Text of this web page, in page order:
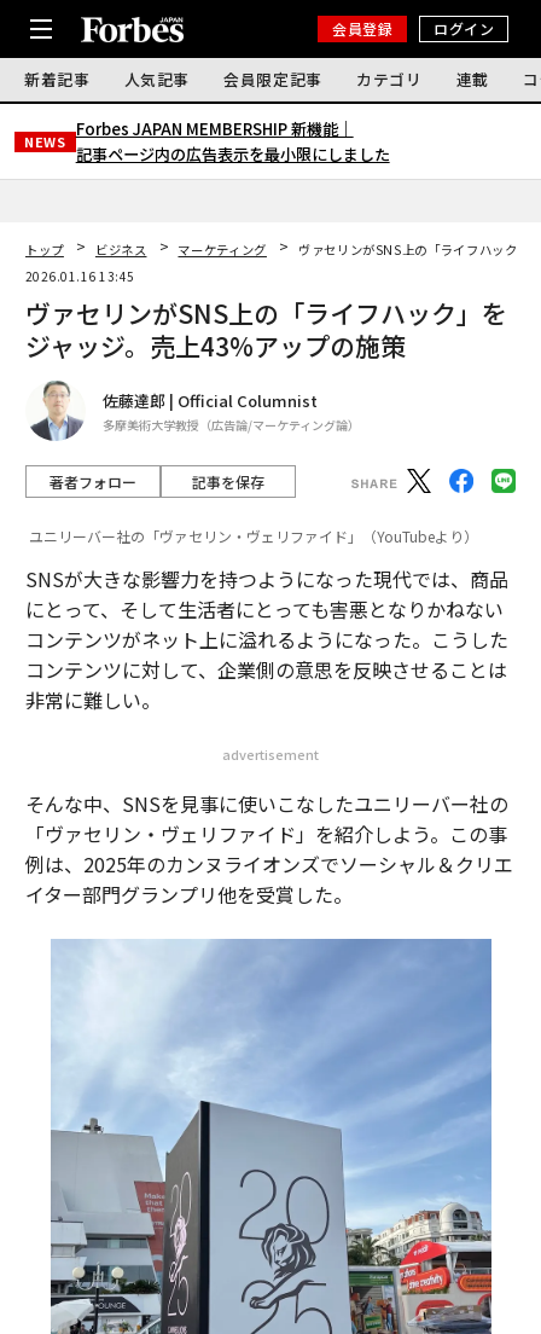
会員登録 ログイン
新着記事 人気記事 会員限定記事 カテゴリ 連載
NEWS
Forbes JAPAN MEMBERSHIP 新機能｜
記事ページ内の広告表示を最小限にしました
トップ ビジネス マーケティング
ヴァセリンがSNS上の「ライフハック」
2026.01.16 13:45
ヴァセリンがSNS上の「ライフハック」を
ジャッジ。売上43%アップの施策
佐藤達郎 | Official Columnist
多摩美術大学教授（広告論/マーケティング論）
著者フォロー 記事を保存
ユニリーバー社の「ヴァセリン・ヴェリファイド」（YouTubeより）
SNSが大きな影響力を持つようになった現代では、商品
にとって、そして生活者にとっても害悪となりかねない
コンテンツがネット上に溢れるようになった。こうした
コンテンツに対して、企業側の意思を反映させることは
非常に難しい。
advertisement
そんな中、SNSを見事に使いこなしたユニリーバー社の
「ヴァセリン・ヴェリファイド」を紹介しよう。この事
例は、2025年のカンヌライオンズでソーシャル＆クリエ
イター部門グランプリ他を受賞した。